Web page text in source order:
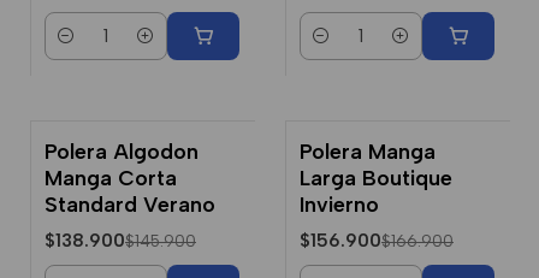
Cantidad Cantidad
-5% Dcto.
Polera Algodon
Manga Corta
Standard Verano
$138.900$145.900
-6% Dcto.
Polera Manga
Larga Boutique
Invierno
$156.900$166.900